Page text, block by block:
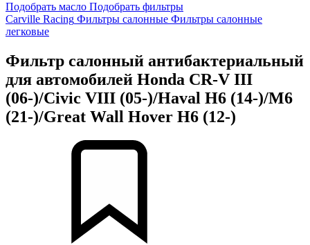
Подобрать масло Подобрать фильтры
Carville Racing Фильтры салонные Фильтры салонные
легковые
Фильтр салонный антибактериальный
для автомобилей Honda CR-V III
(06-)/Civic VIII (05-)/Haval H6 (14-)/M6
(21-)/Great Wall Hover H6 (12-)